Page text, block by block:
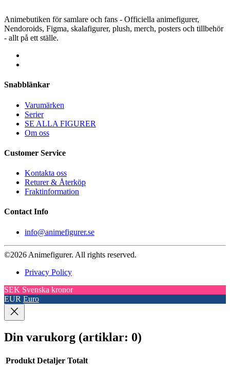
Animebutiken för samlare och fans - Officiella animefigurer,
Nendoroids, Figma, skalafigurer, plush, merch, posters och tillbehör
- allt på ett ställe.
Snabblänkar
Varumärken
Serier
SE ALLA FIGURER
Om oss
Customer Service
Kontakta oss
Returer & Återköp
Fraktinformation
Contact Info
info@animefigurer.se
©2026 Animefigurer. All rights reserved.
Privacy Policy
SEK Svenska kronor
EUR Euro
Din varukorg (artiklar: 0)
Produkt Detaljer Totalt